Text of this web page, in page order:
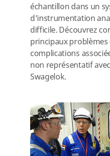
échantillon dans un
d'instrumentation
difficile. Découvrez
principaux problèmes
complications
non représentatif
Swagelok.